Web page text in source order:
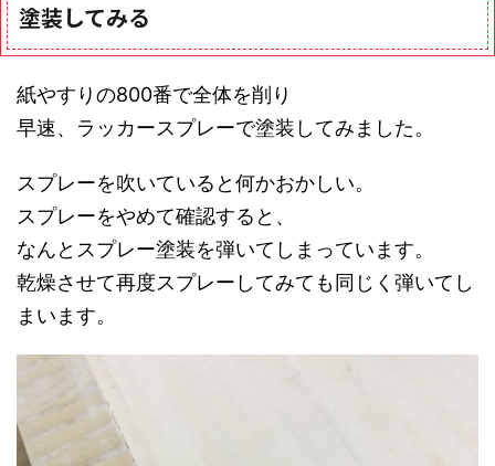
塗装してみる
紙やすりの800番で全体を削り
早速、ラッカースプレーで塗装してみました。
スプレーを吹いていると何かおかしい。
スプレーをやめて確認すると、
なんとスプレー塗装を弾いてしまっています。
乾燥させて再度スプレーしてみても同じく弾いてし
まいます。